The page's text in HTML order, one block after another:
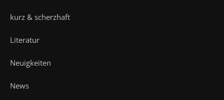
kurz & scherzhaft
Literatur
Neuigkeiten
News